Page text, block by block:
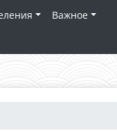
Важное